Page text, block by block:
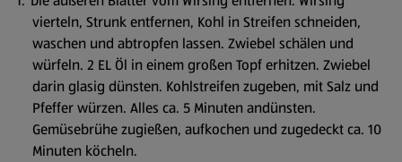
vierteln, Strunk entfernen, Kohl in Streifen schneiden,
waschen und abtropfen lassen. Zwiebel schälen und
würfeln. 2 EL Öl in einem großen Topf erhitzen. Zwiebel
darin glasig dünsten. Kohlstreifen zugeben, mit Salz und
Pfeffer würzen. Alles ca. 5 Minuten andünsten.
Gemüsebrühe zugießen, aufkochen und zugedeckt ca. 10
Minuten köcheln.